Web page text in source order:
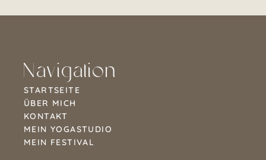
Navigation
STARTSEITE
ÜBER MICH
KONTAKT
MEIN YOGASTUDIO
MEIN FESTIVAL